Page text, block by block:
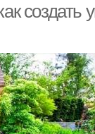
создать